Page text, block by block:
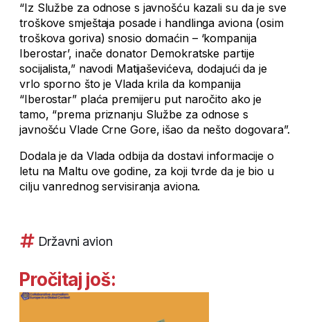
“Iz Službe za odnose s javnošću kazali su da je sve
troškove smještaja posade i handlinga aviona (osim
troškova goriva) snosio domaćin – ‘kompanija
Iberostar’, inače donator Demokratske partije
socijalista,” navodi Matijaševićeva, dodajući da je
vrlo sporno što je Vlada krila da kompanija
“Iberostar” plaća premijeru put naročito ako je
tamo, “prema priznanju Službe za odnose s
javnošću Vlade Crne Gore, išao da nešto dogovara”.
Dodala je da Vlada odbija da dostavi informacije o
letu na Maltu ove godine, za koji tvrde da je bio u
cilju vanrednog servisiranja aviona.
Državni avion
Pročitaj još: